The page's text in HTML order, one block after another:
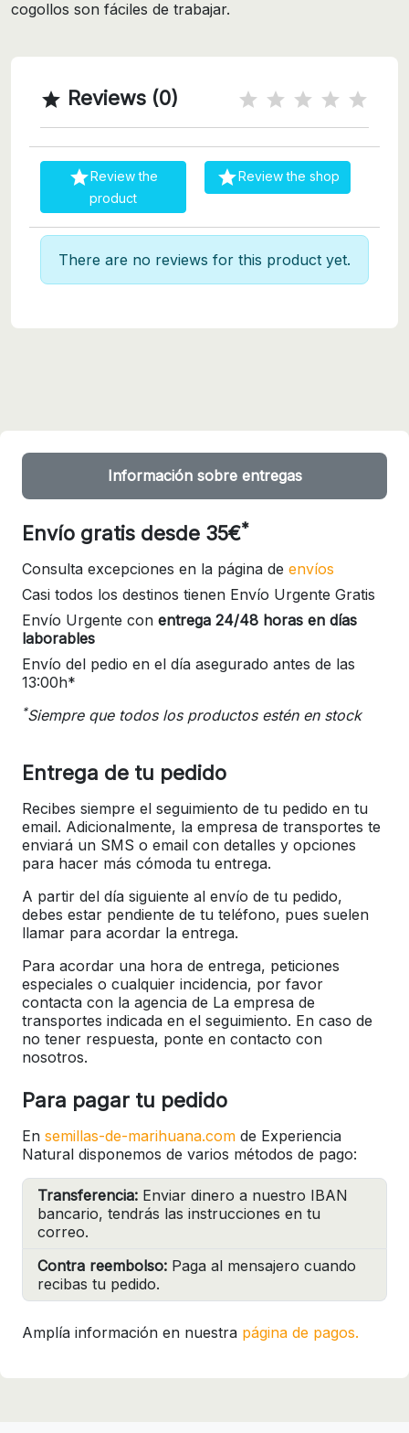
cogollos son fáciles de trabajar.
 Reviews (0)
Review the
product
Review the shop
There are no reviews for this product yet.
Información sobre entregas
Envío gratis desde 35€*
Consulta excepciones en la página de envíos
Casi todos los destinos tienen Envío Urgente Gratis
Envío Urgente con entrega 24/48 horas en días
laborables
Envío del pedio en el día asegurado antes de las
13:00h*
*Siempre que todos los productos estén en stock
Entrega de tu pedido
Recibes siempre el seguimiento de tu pedido en tu
email. Adicionalmente, la empresa de transportes te
enviará un SMS o email con detalles y opciones
para hacer más cómoda tu entrega.
A partir del día siguiente al envío de tu pedido,
debes estar pendiente de tu teléfono, pues suelen
llamar para acordar la entrega.
Para acordar una hora de entrega, peticiones
especiales o cualquier incidencia, por favor
contacta con la agencia de La empresa de
transportes indicada en el seguimiento. En caso de
no tener respuesta, ponte en contacto con
nosotros.
Para pagar tu pedido
En semillas-de-marihuana.com de Experiencia
Natural disponemos de varios métodos de pago:
Transferencia: Enviar dinero a nuestro IBAN
bancario, tendrás las instrucciones en tu
correo.
Contra reembolso: Paga al mensajero cuando
recibas tu pedido.
Amplía información en nuestra página de pagos.